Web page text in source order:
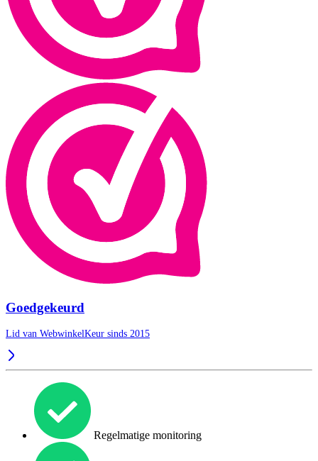
Goedgekeurd
Lid van WebwinkelKeur sinds 2015
Regelmatige monitoring